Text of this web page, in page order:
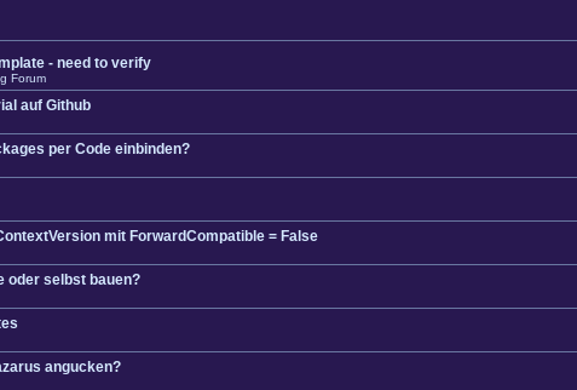
- need to verify
Forum
auf Github
per Code einbinden?
mit ForwardCompatible = False
oder selbst bauen?
angucken?